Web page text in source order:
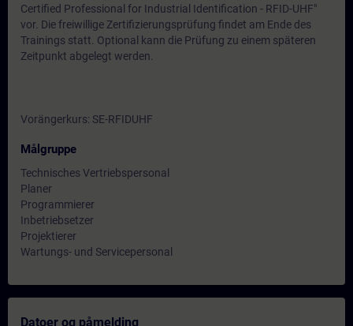
Certified Professional for Industrial Identification - RFID-UHF"
vor. Die freiwillige Zertifizierungsprüfung findet am Ende des
Trainings statt. Optional kann die Prüfung zu einem späteren
Zeitpunkt abgelegt werden.
Vorängerkurs: SE-RFIDUHF
Målgruppe
Technisches Vertriebspersonal
Planer
Programmierer
Inbetriebsetzer
Projektierer
Wartungs- und Servicepersonal
Datoer og påmelding